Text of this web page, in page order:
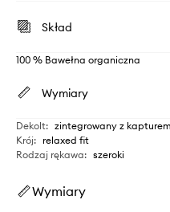
Skład
100 % Bawełna organiczna
Wymiary
Dekolt: zintegrowany z kapturem
Krój: relaxed fit
Rodzaj rękawa: szeroki
Wymiary